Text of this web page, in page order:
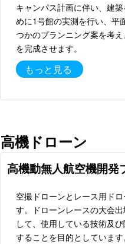
キャンパス計画に伴い、建
めに1号館の実測を行い、平
つかのプランニング案を考
を完成させます。
もっと見る
高機ドローン
高機動無人航空機開発
空撮ドローンとレース用ド
す。ドローンレースの大会
して、使用している技術及
することを目的としています。